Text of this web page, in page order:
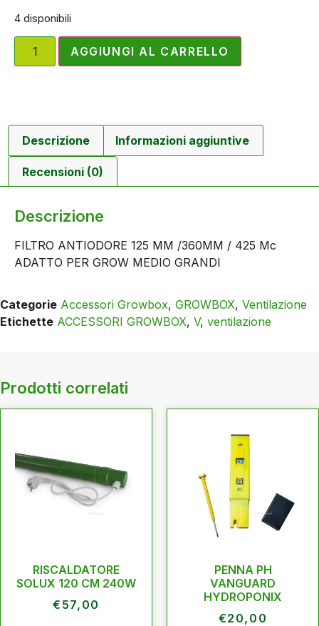
4 disponibili
AGGIUNGI AL CARRELLO
Descrizione Informazioni aggiuntive
Recensioni (0)
Descrizione
FILTRO ANTIODORE 125 MM /360MM / 425 Mc
ADATTO PER GROW MEDIO GRANDI
Categorie Accessori Growbox, GROWBOX, Ventilazione
Etichette ACCESSORI GROWBOX, V, ventilazione
Prodotti correlati
RISCALDATORE
SOLUX 120 CM 240W
€ 57,00
PENNA PH
VANGUARD
HYDROPONIX
€20,00